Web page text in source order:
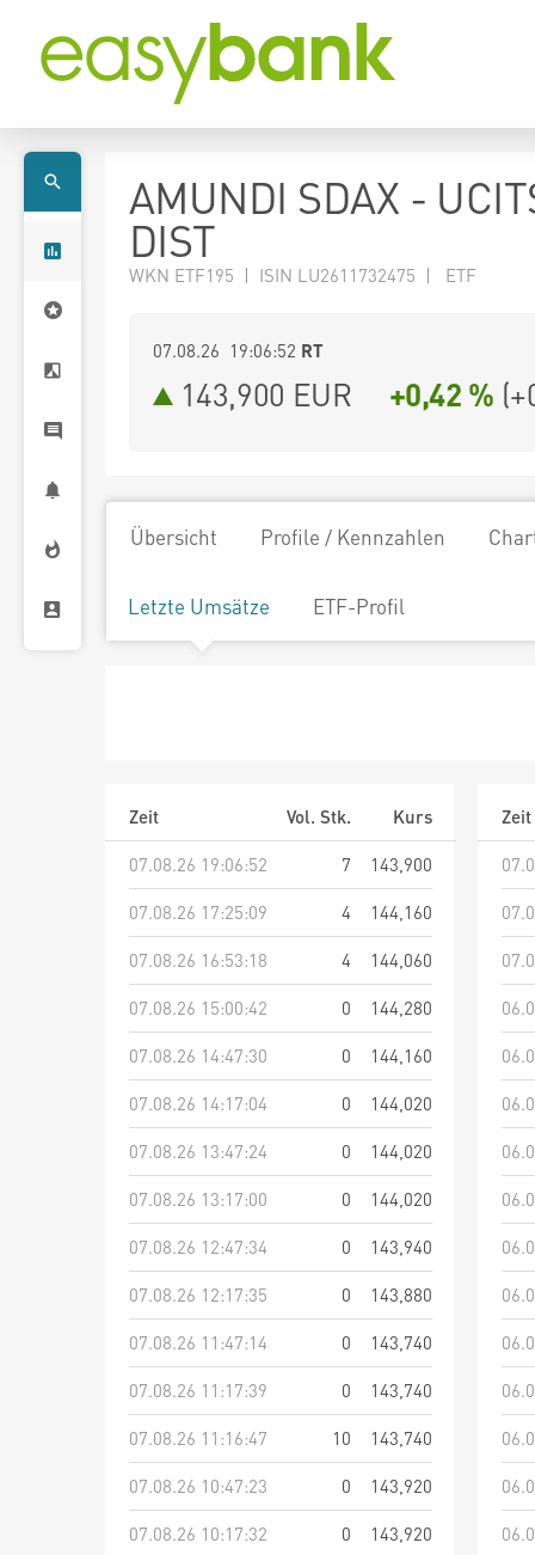
AMUNDI SDAX -
DIST
WKN ETF195 | ISIN LU2611732475 | ETF
07.08.26 19:06:52 RT
143,900 EUR +0,42 % (
Übersicht Profile / Kennzahlen
Letzte Umsätze ETF-Profil
Zeit Vol. Stk.
Kurs
07.08.26 19:06:52
7
143,900
07.08.26 17:25:09
4
144,160
07.08.26 16:53:18
4
144,060
07.08.26 15:00:42
0
144,280
07.08.26 14:47:30
0
144,160
07.08.26 14:17:04
0
144,020
07.08.26 13:47:24
0
144,020
07.08.26 13:17:00
0
144,020
07.08.26 12:47:34
0
143,940
07.08.26 12:17:35
0
143,880
07.08.26 11:47:14
0
143,740
07.08.26 11:17:39
0
143,740
07.08.26 11:16:47
10
143,740
07.08.26 10:47:23
0
143,920
07.08.26 10:17:32
0 143,920
Zeit